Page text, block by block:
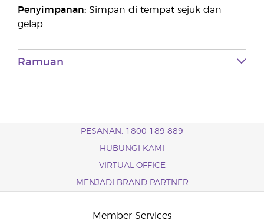
Penyimpanan: Simpan di tempat sejuk dan
gelap.
Ramuan
PESANAN: 1800 189 889
HUBUNGI KAMI
VIRTUAL OFFICE
MENJADI BRAND PARTNER
Member Services